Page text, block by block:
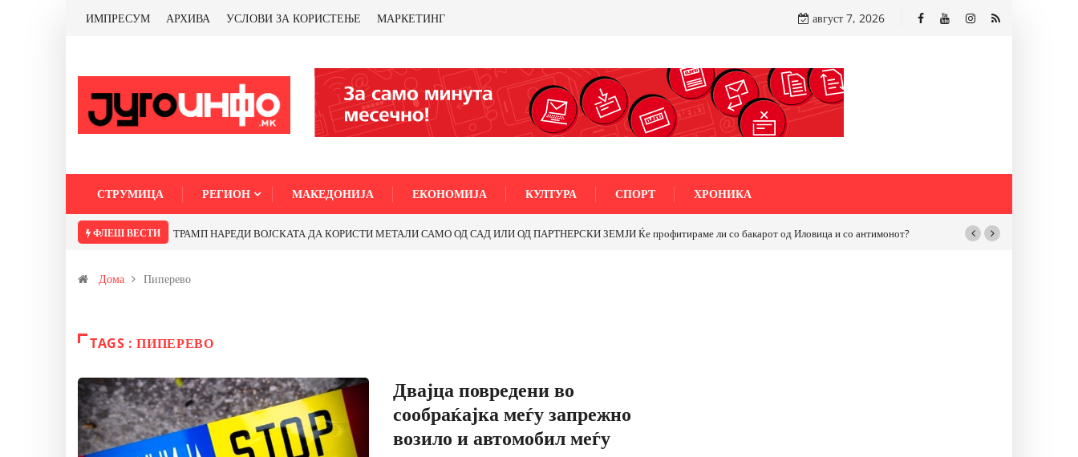
ИМПРЕСУМ АРХИВА УСЛОВИ ЗА КОРИСТЕЊЕ МАРКЕТИНГ август 7, 2026
СТРУМИЦА РЕГИОН МАКЕДОНИЈА ЕКОНОМИЈА КУЛТУРА СПОРТ ХРОНИКА
ФЛЕШ ВЕСТИ ТРАМП НАРЕДИ ВОЈСКАТА ДА КОРИСТИ МЕТАЛИ САМО ОД САД ИЛИ ОД ПАРТНЕРСКИ ЗЕМЈИ Ќе профитираме ли со бакарот од Иловица и со антимонот?
Дома Пиперево
TAGS : ПИПЕРЕВО
Двајца повредени во
сообраќајка меѓу запрежно
возило и автомобил меѓу